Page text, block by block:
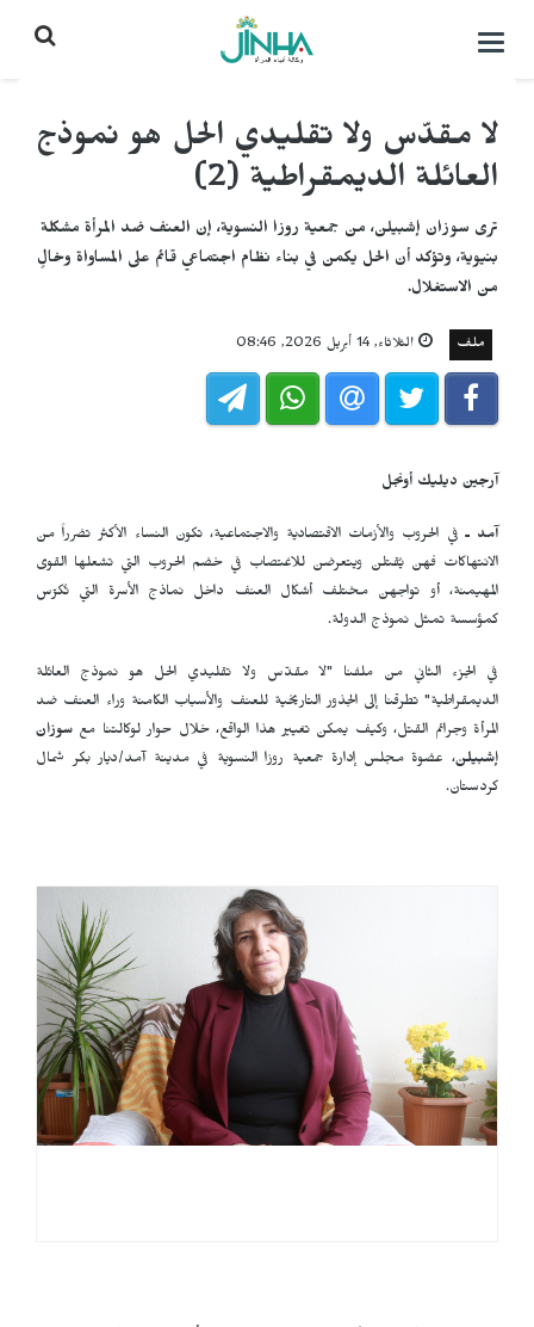
التحكم
لا مقدّس ولا تقليدي الحل هو نموذج
العائلة الديمقراطية (2)
ترى سوزان إشبيلن، من جمعية روزا النسوية، إن العنف ضد المرأة مشكلة
بنيوية، وتؤكد أن الحل يكمن في بناء نظام اجتماعي قائم على المساواة وخالٍ
من الاستغلال.
ملف الثلاثاء, 14 أبريل 2026, 08:46
آرجين ديليك أونجل
آمد ـ في الحروب والأزمات الاقتصادية والاجتماعية، تكون النساء الأكثر تضرراً من
الانتهاكات فهن يُقتلن ويتعرضن للاغتصاب في خضم الحروب التي تشعلها القوى
المهيمنة، أو تواجهن مختلف أشكال العنف داخل نماذج الأسرة التي تُكرّس
كمؤسسة تمثل نموذج الدولة.
في الجزء الثاني من ملفنا "لا مقدّس ولا تقليدي الحل هو نموذج العائلة
الديمقراطية" تطرقنا إلى الجذور التاريخية للعنف والأسباب الكامنة وراء العنف ضد
المرأة وجرائم القتل، وكيف يمكن تغيير هذا الواقع، خلال حوار لوكالتنا مع سوزان
إشبيلن، عضوة مجلس إدارة جمعية روزا النسوية في مدينة آمد/ديار بكر شمال
كردستان.